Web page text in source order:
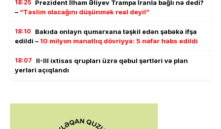
18:25 Prezident İlham Əliyev Trampa İranla bağlı nə dedi?
– “Təslim olacağını düşünmək real deyil”
18:10
Bakıda onlayn qumarxana təşkil edən şəbəkə ifşa
edildi – 10 milyon manatlıq dövriyyə: 5 nəfər həbs edildi
18:07
II-III ixtisas qrupları üzrə qəbul şərtləri və plan
yerləri açıqlandı